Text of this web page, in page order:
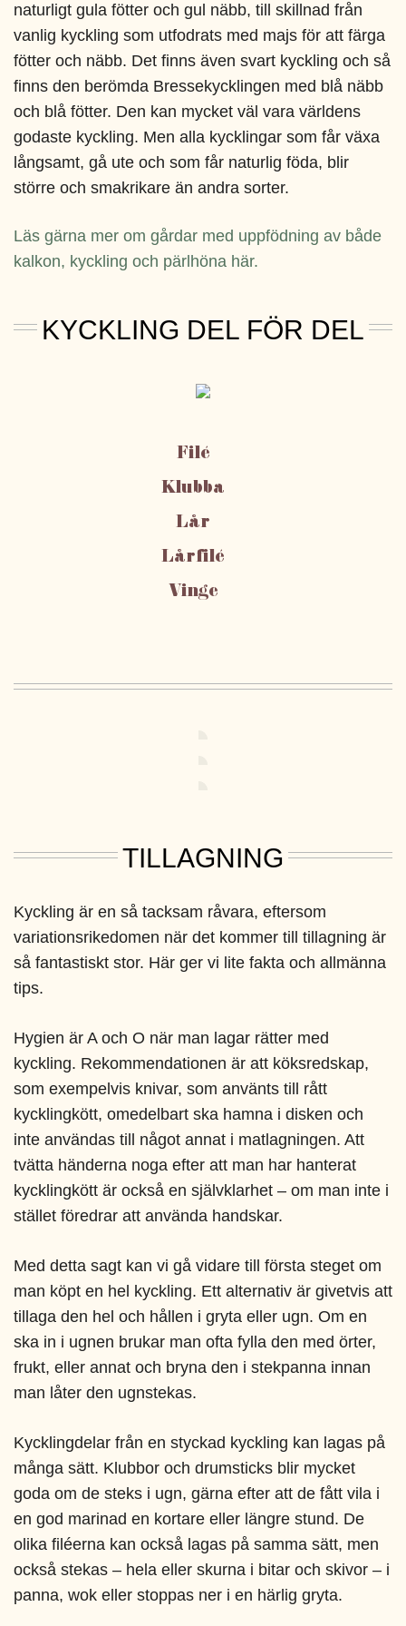
naturligt gula fötter och gul näbb, till skillnad från
vanlig kyckling som utfodrats med majs för att färga
fötter och näbb. Det finns även svart kyckling och så
finns den berömda Bressekycklingen med blå näbb
och blå fötter. Den kan mycket väl vara världens
godaste kyckling. Men alla kycklingar som får växa
långsamt, gå ute och som får naturlig föda, blir
större och smakrikare än andra sorter.
Läs gärna mer om gårdar med uppfödning av både
kalkon, kyckling och pärlhöna här.
KYCKLING DEL FÖR DEL
Filé
Klubba
Lår
Lårfilé
Vinge
TILLAGNING
Kyckling är en så tacksam råvara, eftersom
variationsrikedomen när det kommer till tillagning är
så fantastiskt stor. Här ger vi lite fakta och allmänna
tips.
Hygien är A och O när man lagar rätter med
kyckling. Rekommendationen är att köksredskap,
som exempelvis knivar, som använts till rått
kycklingkött, omedelbart ska hamna i disken och
inte användas till något annat i matlagningen. Att
tvätta händerna noga efter att man har hanterat
kycklingkött är också en självklarhet – om man inte i
stället föredrar att använda handskar.
Med detta sagt kan vi gå vidare till första steget om
man köpt en hel kyckling. Ett alternativ är givetvis att
tillaga den hel och hållen i gryta eller ugn. Om en
ska in i ugnen brukar man ofta fylla den med örter,
frukt, eller annat och bryna den i stekpanna innan
man låter den ugnstekas.
Kycklingdelar från en styckad kyckling kan lagas på
många sätt. Klubbor och drumsticks blir mycket
goda om de steks i ugn, gärna efter att de fått vila i
en god marinad en kortare eller längre stund. De
olika filéerna kan också lagas på samma sätt, men
också stekas – hela eller skurna i bitar och skivor – i
panna, wok eller stoppas ner i en härlig gryta.